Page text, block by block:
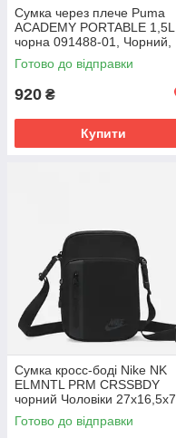
Сумка через плече Puma
ACADEMY PORTABLE 1,5L
чорна 091488-01, Чорний,
Розмір (EU) - 1SIZE
Готово до відправки
920 ₴
Купити
Сумка кросс-боді Nike NK
ELMNTL PRM CRSSBDY
чорний Чоловіки 27х16,5х7
DN2557-010
Готово до відправки